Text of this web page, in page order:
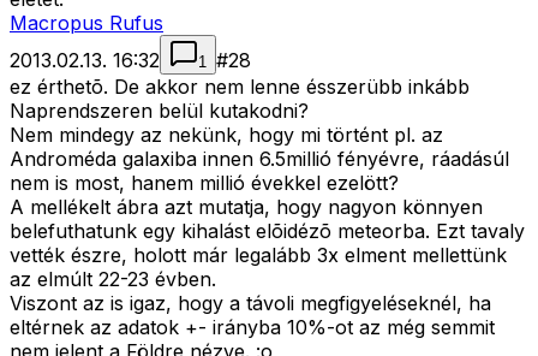
Macropus Rufus
2013.02.13. 16:32
1 #28
ez érthetõ. De akkor nem lenne ésszerübb inkább
Naprendszeren belül kutakodni?
Nem mindegy az nekünk, hogy mi történt pl. az
Androméda galaxiba innen 6.5millió fényévre, ráadásúl
nem is most, hanem millió évekkel ezelött?
A mellékelt ábra azt mutatja, hogy nagyon könnyen
belefuthatunk egy kihalást elõidézõ meteorba. Ezt tavaly
vették észre, holott már legalább 3x elment mellettünk
az elmúlt 22-23 évben.
Viszont az is igaz, hogy a távoli megfigyeléseknél, ha
eltérnek az adatok +- irányba 10%-ot az még semmit